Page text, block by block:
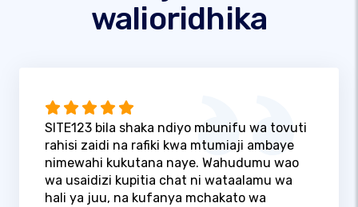
walioridhika
SITE123 bila shaka ndiyo mbunifu wa tovuti
rahisi zaidi na rafiki kwa mtumiaji ambaye
nimewahi kukutana naye. Wahudumu wao
wa usaidizi kupitia chat ni wataalamu wa
hali ya juu, na kufanya mchakato wa